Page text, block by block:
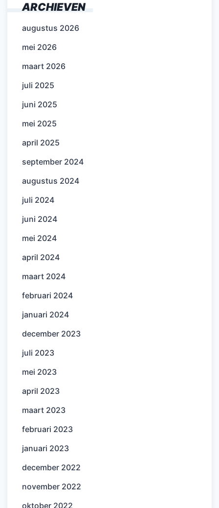
ARCHIEVEN
augustus 2026
mei 2026
maart 2026
juli 2025
juni 2025
mei 2025
april 2025
september 2024
augustus 2024
juli 2024
juni 2024
mei 2024
april 2024
maart 2024
februari 2024
januari 2024
december 2023
juli 2023
mei 2023
april 2023
maart 2023
februari 2023
januari 2023
december 2022
november 2022
oktober 2022